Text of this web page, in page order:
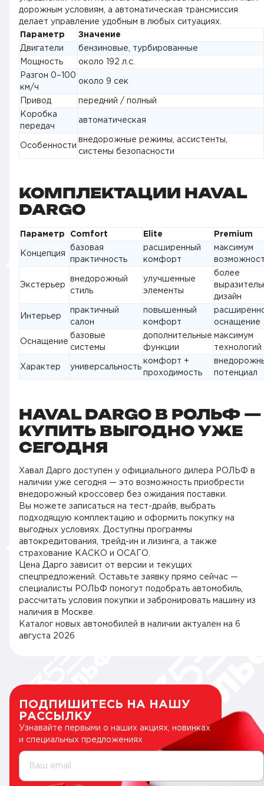
дорожным условиям, а автоматическая трансмиссия
делает управление удобным в любых ситуациях.
Параметр
Значение
Двигатели
бензиновые, турбированные
Мощность
около 192 л.с.
Разгон 0–100
км/ч
около 9 сек
Привод
передний / полный
Коробка
передач
автоматическая
Особенности
внедорожные режимы, ассистенты,
системы безопасности
КОМПЛЕКТАЦИИ HAVAL
DARGO
Параметр Comfort Elite Premium
Концепция
базовая
практичность
расширенный
комфорт
максимум
Экстерьер
внедорожный
стиль
улучшенные
элементы
более
дизайн
Интерьер
практичный
салон
повышенный
комфорт
оснащение
Оснащение
базовые
системы
дополнительные
функции
максимум
технологий
Характер универсальность
комфорт +
проходимость
потенциал
HAVAL DARGO В РОЛЬФ —
КУПИТЬ ВЫГОДНО УЖЕ
СЕГОДНЯ
Хавал Дарго доступен у официального дилера РОЛЬФ в
наличии уже сегодня — это возможность приобрести
внедорожный кроссовер без ожидания поставки.
Вы можете записаться на тест-драйв, выбрать
подходящую комплектацию и оформить покупку на
выгодных условиях. Доступны программы
автокредитования, трейд-ин и лизинга, а также
страхование КАСКО и ОСАГО.
Цена Дарго зависит от версии и текущих
спецпредложений. Оставьте заявку прямо сейчас —
специалисты РОЛЬФ помогут подобрать автомобиль,
рассчитать условия покупки и забронировать машину из
наличия в Москве.
Каталог новых автомобилей в наличии актуален на 6
августа 2026
ПОДПИШИТЕСЬ НА НАШУ
РАССЫЛКУ
Узнавайте первыми о наших акциях, новинках
и специальных предложениях
Ваш email